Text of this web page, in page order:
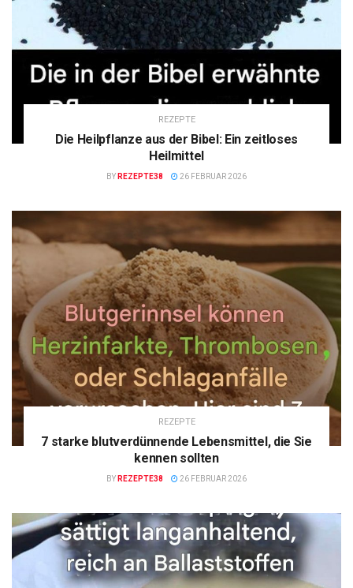
REZEPTE
Die Heilpflanze aus der Bibel: Ein zeitloses
Heilmittel
BY REZEPTE38 26 FEBRUAR 2026
REZEPTE
7 starke blutverdünnende Lebensmittel, die Sie
kennen sollten
BY REZEPTE38 26 FEBRUAR 2026